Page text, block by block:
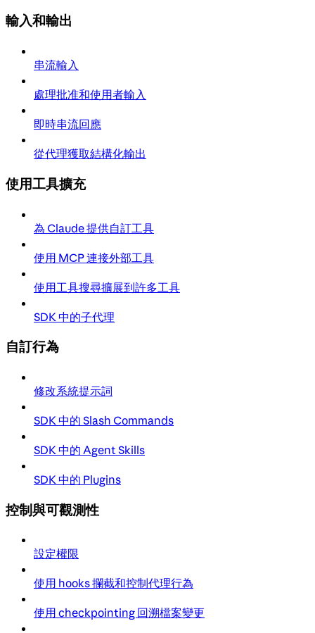
輸入和輸出
串流輸入
處理批准和使用者輸入
即時串流回應
從代理獲取結構化輸出
使用工具擴充
為 Claude 提供自訂工具
使用 MCP 連接外部工具
使用工具搜尋擴展到許多工具
SDK 中的子代理
自訂行為
修改系統提示詞
SDK 中的 Slash Commands
SDK 中的 Agent Skills
SDK 中的 Plugins
控制與可觀測性
設定權限
使用 hooks 攔截和控制代理行為
使用 checkpointing 回溯檔案變更